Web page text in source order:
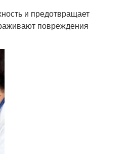
и предотвращает
повреждения